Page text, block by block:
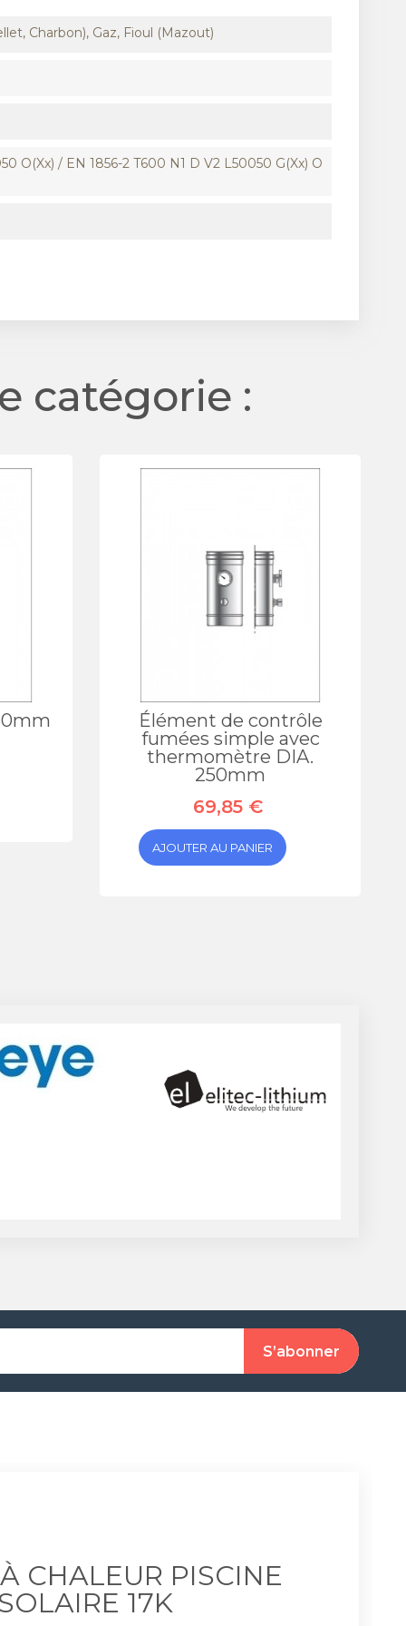
Charbon), Gaz, Fioul (Mazout)
O(xx) / EN 1856-2 T600 N1 D V2 L50050 G(xx) O
catégorie :
Élément de contrôle
fumées simple avec
thermomètre DIA.
250mm
69,85 €
AJOUTER AU PANIER
CHALEUR PISCINE
17K